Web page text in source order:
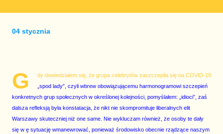
04 stycznia
G
dy dowiedziałem się, że grupa celebrytów zaszczepiła się na COVID-19
„spod lady”, czyli wbrew obowiązującemu harmonogramowi szczepień
konkretnych grup społecznych w określonej kolejności, pomyślałem: „idioci”, zaś
dalsza refleksją była konstatacja, że nikt nie skompromituje liberalnych elit
Warszawy skuteczniej niż one same. Nie wykluczam również, że osoby te dały
się w ę sytuację wmanewrować, ponieważ środowisko obecnie rządzące naszym